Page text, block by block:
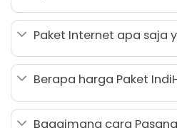
Paket Internet apa saja
Berapa harga Paket
Bagaimana cara